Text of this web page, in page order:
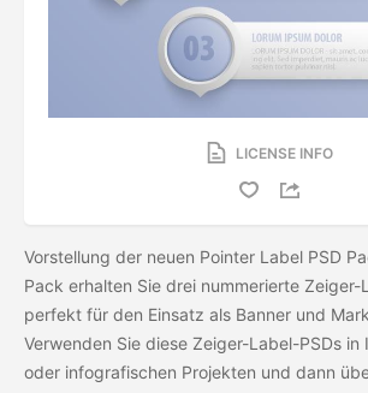
LICENSE INFO
Vorstellung der neuen Pointer Label PSD
Pack erhalten Sie drei nummerierte Zeiger-
perfekt für den Einsatz als Banner und
Verwenden Sie diese Zeiger-Label-PSDs in
oder infografischen Projekten und dann